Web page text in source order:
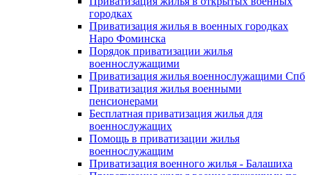
городках
Приватизация жилья в военных городках
Наро Фоминска
Порядок приватизации жилья
военнослужащими
Приватизация жилья военнослужащими Спб
Приватизация жилья военными
пенсионерами
Бесплатная приватизация жилья для
военнослужащих
Помощь в приватизации жилья
военнослужащим
Приватизация военного жилья - Балашиха